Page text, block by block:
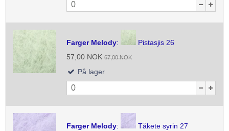
Farger Melody:
Pistasjis 26
57,00 NOK 67,00 NOK
På lager
Farger Melody:
Tåkete syrin 27